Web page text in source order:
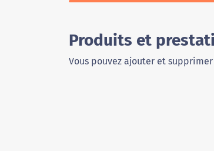
Produits et
Vous pouvez ajouter et